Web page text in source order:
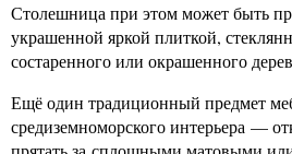
Столешница при этом может быть
украшенной яркой плиткой,
состаренного или окрашенного
Ещё один традиционный предмет
средиземноморского интерьера —